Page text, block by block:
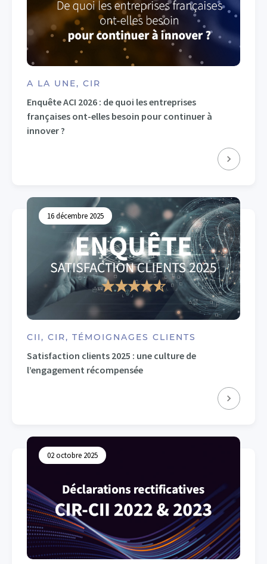
A LA UNE, CIR
Enquête ACI 2026 : de quoi les entreprises
françaises ont-elles besoin pour continuer à
innover ?
16 décembre 2025
CII, CIR, TÉMOIGNAGES CLIENTS
Satisfaction clients 2025 : une culture de
l’engagement récompensée
02 octobre 2025